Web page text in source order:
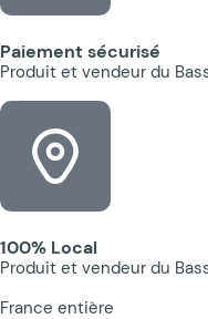
Paiement sécurisé
Produit et vendeur du
100% Local
Produit et vendeur du
France entière